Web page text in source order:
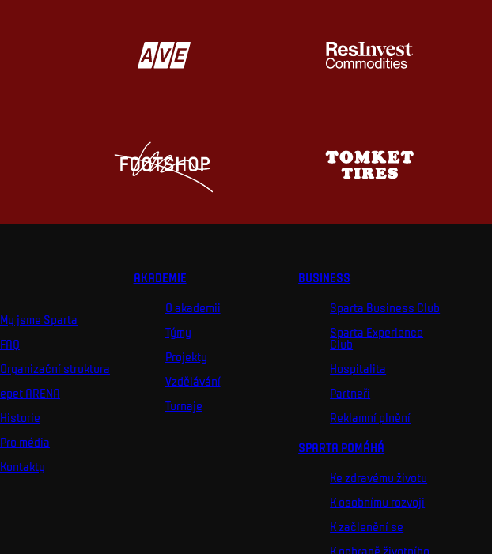
My jsme Sparta
FAQ
Organizační struktura
epet ARENA
Historie
Pro média
Kontakty
AKADEMIE
O akademii
Týmy
Projekty
Vzdělávání
Turnaje
BUSINESS
Sparta Business Club
Sparta Experience
Club
Hospitalita
Partneři
Reklamní plnění
SPARTA POMÁHÁ
Ke zdravému životu
K osobnímu rozvoji
K začlenění se
K ochraně životního